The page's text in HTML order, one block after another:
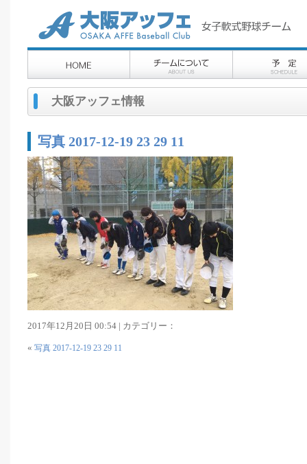
大阪アッフェ情報
写真 2017-12-19 23 29 11
2017年12月20日 00:54 | カテゴリー：
« 写真 2017-12-19 23 29 11